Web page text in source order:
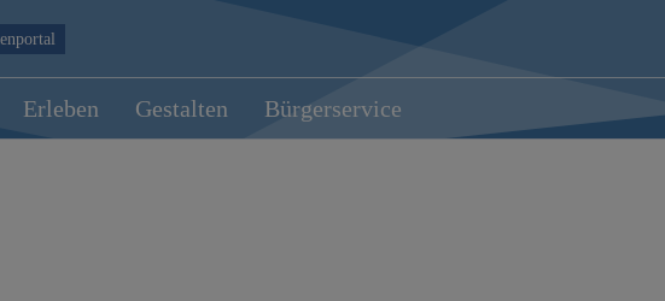
Erleben Gestalten Bürgerservice